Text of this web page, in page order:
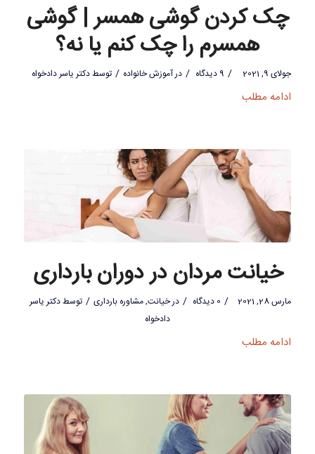
چک کردن گوشی همسر | گوشی
همسرم را چک کنم یا نه؟
جولای 9, 2021 / 9 دیدگاه / درآموزش خانواده / توسطدکتر یاسر دادخواه
ادامه مطلب
خیانت مردان در دوران بارداری
مارس 28, 2021 / 0 دیدگاه / درخیانت,مشاوره بارداری / توسطدکتر یاسر
دادخواه
ادامه مطلب